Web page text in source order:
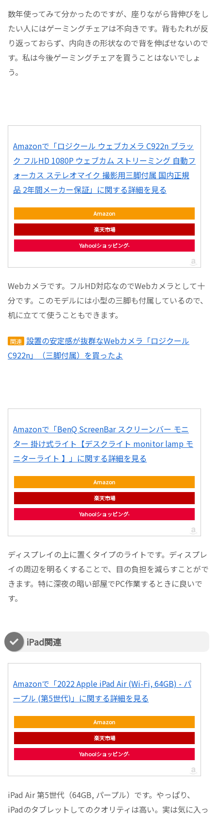
数年使ってみて分かったのですが、座りながら背伸びをし
たい人にはゲーミングチェアは不向きです。背もたれが反
り返っておらず、内向きの形状なので背を伸ばせないので
す。私は今後ゲーミングチェアを買うことはないでしょ
う。
Amazonで「ロジクール ウェブカメラ C922n ブラッ
ク フルHD 1080P ウェブカム ストリーミング 自動フ
ォーカス ステレオマイク 撮影用三脚付属 国内正規
品 2年間メーカー保証」に関する詳細を見る
Amazon
楽天市場
Yahoo!ショッピング
Webカメラです。フルHD対応なのでWebカメラとして十
分です。このモデルには小型の三脚も付属しているので、
机に立てて使うこともできます。
関連 設置の安定感が抜群なWebカメラ「ロジクール
C922n」（三脚付属）を買ったよ
Amazonで「BenQ ScreenBar スクリーンバー モニ
ター 掛け式ライト【デスクライト monitor lamp モ
ニターライト 】」に関する詳細を見る
Amazon
楽天市場
Yahoo!ショッピング
ディスプレイの上に置くタイプのライトです。ディスプレ
イの周辺を明るくすることで、目の負担を減らすことがで
きます。特に深夜の暗い部屋でPC作業するときに良いで
す。
iPad関連
Amazonで「2022 Apple iPad Air (Wi-Fi, 64GB) - パ
ープル (第5世代)」に関する詳細を見る
Amazon
楽天市場
Yahoo!ショッピング
iPad Air 第5世代（64GB, パープル）です。やっぱり、
iPadのタブレットしてのクオリティは高い。実は気に入っ